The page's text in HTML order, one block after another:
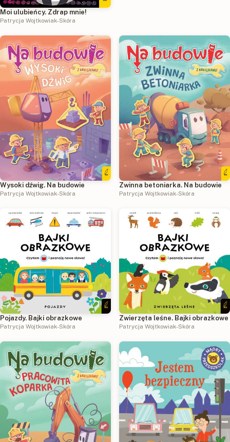
Moi ulubieńcy. Zdrap mnie!
Patrycja Wojtkowiak-Skóra
Wysoki dźwig. Na budowie
Patrycja Wojtkowiak-Skóra
Zwinna betoniarka. Na budowie
Patrycja Wojtkowiak-Skóra
Pojazdy. Bajki obrazkowe
Patrycja Wojtkowiak-Skóra
Zwierzęta leśne. Bajki obrazkowe
Patrycja Wojtkowiak-Skóra